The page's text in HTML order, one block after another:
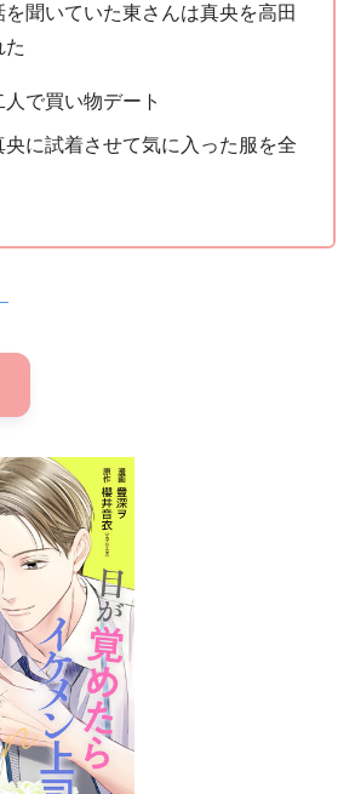
を聞いていた東さんは真央を高田
た
人で買い物デート
央に試着させて気に入った服を全